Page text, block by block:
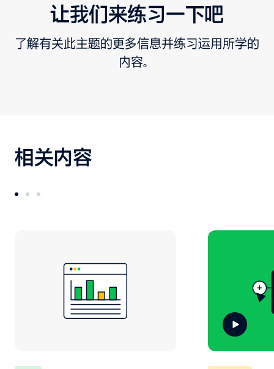
让我们来练习一下吧
了解有关此主题的更多信息并练习运用所学的
内容。
相关内容